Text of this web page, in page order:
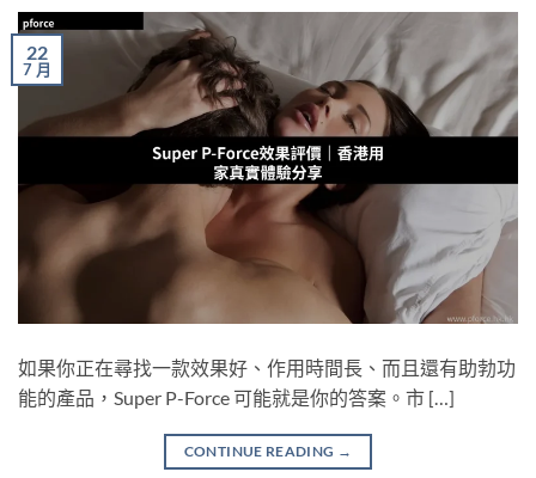
22
7 月
如果你正在尋找一款效果好、作用時間長、而且還有助勃功
能的產品，Super P-Force 可能就是你的答案。市 […]
CONTINUE READING →